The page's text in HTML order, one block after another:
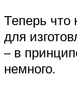
Теперь что
для
– в
немного.